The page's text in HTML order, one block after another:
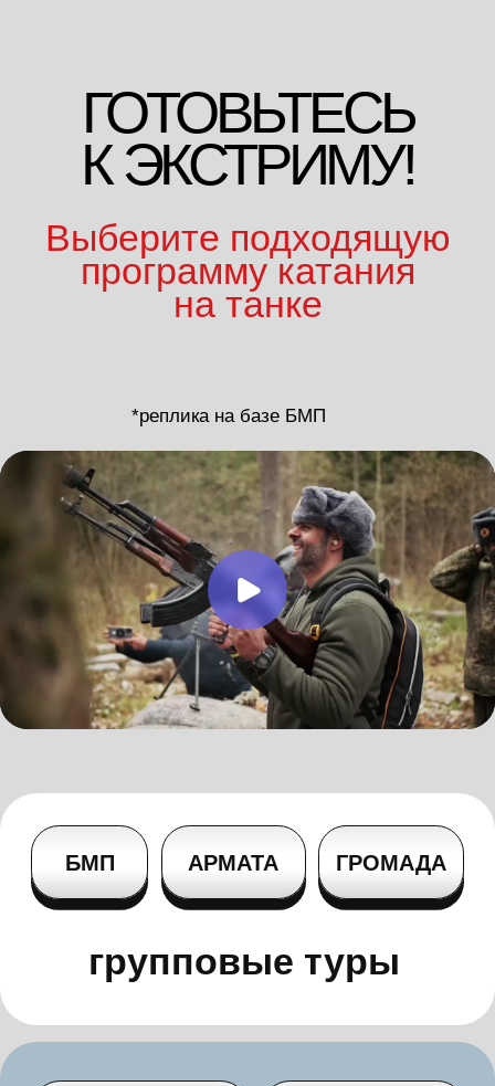
групповые туры
экстримальные туры
индивидуальные туры
ГРОМАДА
АРМАТА
БМП
ЖЕЛЕЗНАЯ
УПРАВЛЯЙ САМ
ГЕНЕРАЛЬСКИЙ
ГЕНЕРАЛИССИМУС
VIP-ТУР НА
ДВОИХ
БМП-1 40 МИНУТ
Регистрация, общее построение
и инструктаж по технике безопасности
Стрельба из АК в тире(10 выстрелов)
Катание на танке Армата Т-14
Военно-полевой обед